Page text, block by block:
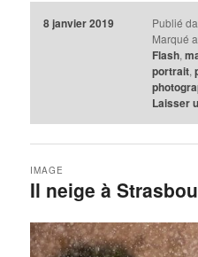
8 janvier 2019 Publié
Marqué
Flash,
portrait,
Laisser
Il neige à
IMAGE